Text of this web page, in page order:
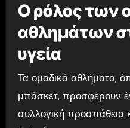
Ο ρόλος των
αθλημάτων
υγεία
Τα ομαδικά αθλήματα,
μπάσκετ, προσφέρουν
συλλογική προσπάθεια